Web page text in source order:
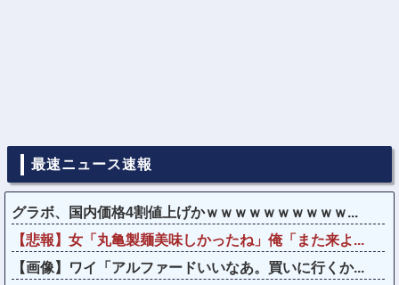
最速ニュース速報
グラボ、国内価格4割値上げかｗｗｗｗｗｗｗｗｗｗ...
【悲報】女「丸亀製麺美味しかったね」俺「また来よ...
【画像】ワイ「アルファードいいなあ。買いに行くか...